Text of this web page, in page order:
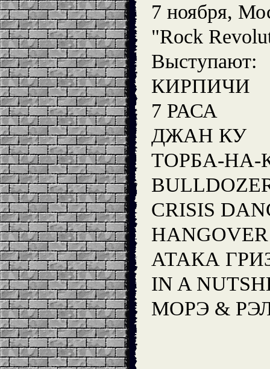
7 ноября,
"Rock
Выступают:
КИРПИЧИ
7 РАСА
ДЖАН КУ
ТОРБА-НА-
CRISIS
HANGOVER
АТАКА
IN A
МОРЭ &